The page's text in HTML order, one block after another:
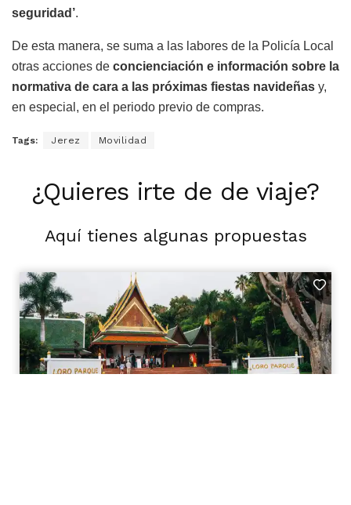
seguridad’.
De esta manera, se suma a las labores de la Policía Local
otras acciones de concienciación e información sobre la
normativa de cara a las próximas fiestas navideñas y,
en especial, en el periodo previo de compras.
Tags: Jerez Movilidad
¿Quieres irte de de viaje?
Aquí tienes algunas propuestas